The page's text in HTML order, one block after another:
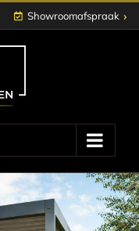
Showroomafspraak ›